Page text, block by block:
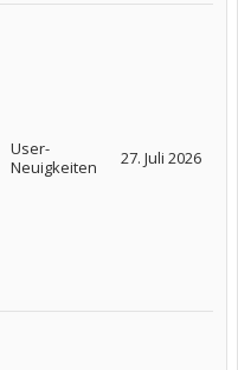
User-
Neuigkeiten
27. Juli 2026